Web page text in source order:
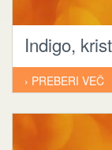
Indigo,
› PREBERI VEČ